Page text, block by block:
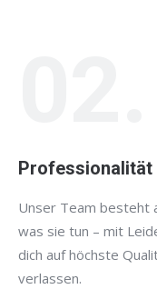
Professionalität
Unser Team besteht
was sie tun – mit
dich auf höchste
verlassen.